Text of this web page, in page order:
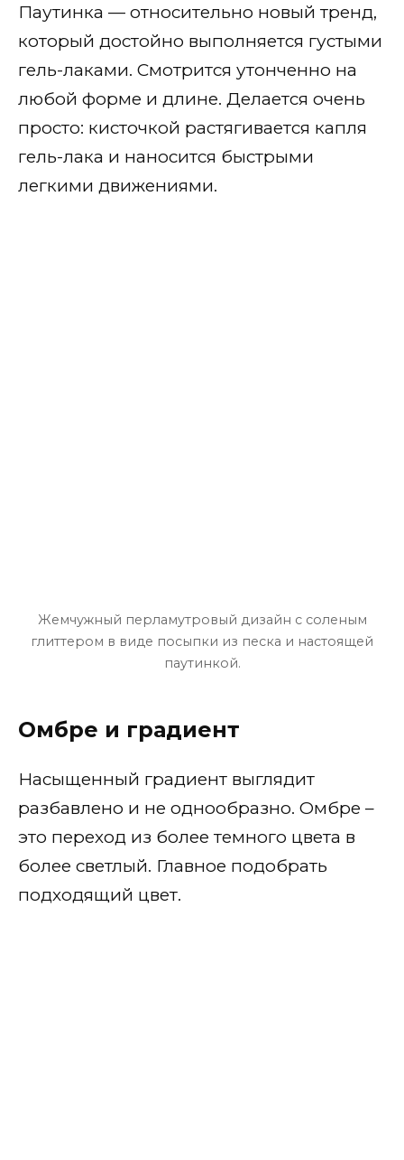
Паутинка — относительно новый тренд,
который достойно выполняется густыми
гель-лаками. Смотрится утонченно на
любой форме и длине. Делается очень
просто: кисточкой растягивается капля
гель-лака и наносится быстрыми
легкими движениями.
Жемчужный перламутровый дизайн с соленым
глиттером в виде посыпки из песка и настоящей
паутинкой.
Омбре и градиент
Насыщенный градиент выглядит
разбавлено и не однообразно. Омбре –
это переход из более темного цвета в
более светлый. Главное подобрать
подходящий цвет.